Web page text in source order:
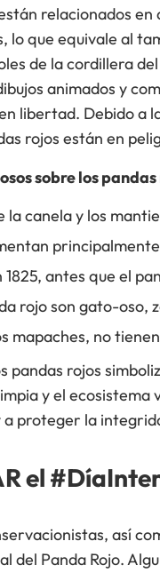
relacionados
lo que equivale al
de la cordillera
animados y
libertad. Debido a
rojos están en
sobre los
la canela y los
antes que el
rojo son gato-oso,
mapaches, no
pandas rojos
y el
proteger la
el
así
del Panda Rojo.